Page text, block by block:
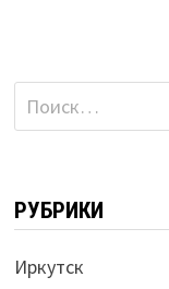
Найти:
РУБРИКИ
Иркутск